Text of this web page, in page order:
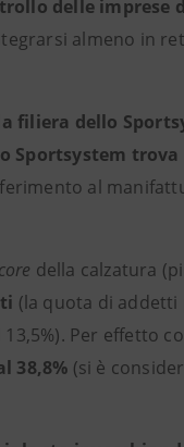
delle imprese
almeno in
filiera dello
Sportsystem
al
core della calzatura
(la quota di addetti
13,5%). Per effetto
38,8% (si è